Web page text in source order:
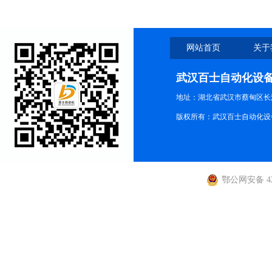
网站首页 关
武汉百士自动化设
地址：湖北省武汉市蔡甸区
版权所有：武汉百士自动化
鄂公网安备